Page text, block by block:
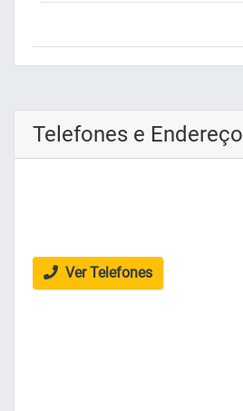
Telefones e Endereço
Ver Telefones